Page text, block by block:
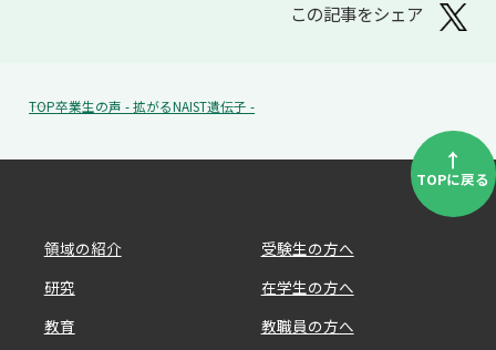
この記事をシェア
TOP卒業生の声 - 拡がるNAIST遺伝子 -
↑
TOPに戻る
領域の紹介
研究
教育
受験生の方へ
在学生の方へ
教職員の方へ